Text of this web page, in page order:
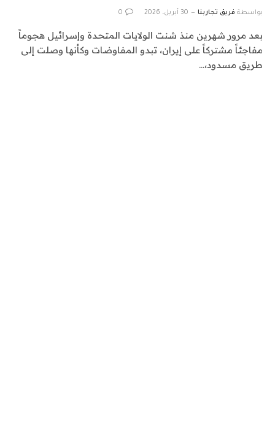
بواسطة فريق تجاربنا 30 أبريل، 2026 0
بعد مرور شهرين منذ شنت الولايات المتحدة وإسرائيل هجوماً
مفاجئاً مشتركاً على إيران، تبدو المفاوضات وكأنها وصلت إلى
طريق مسدود،…